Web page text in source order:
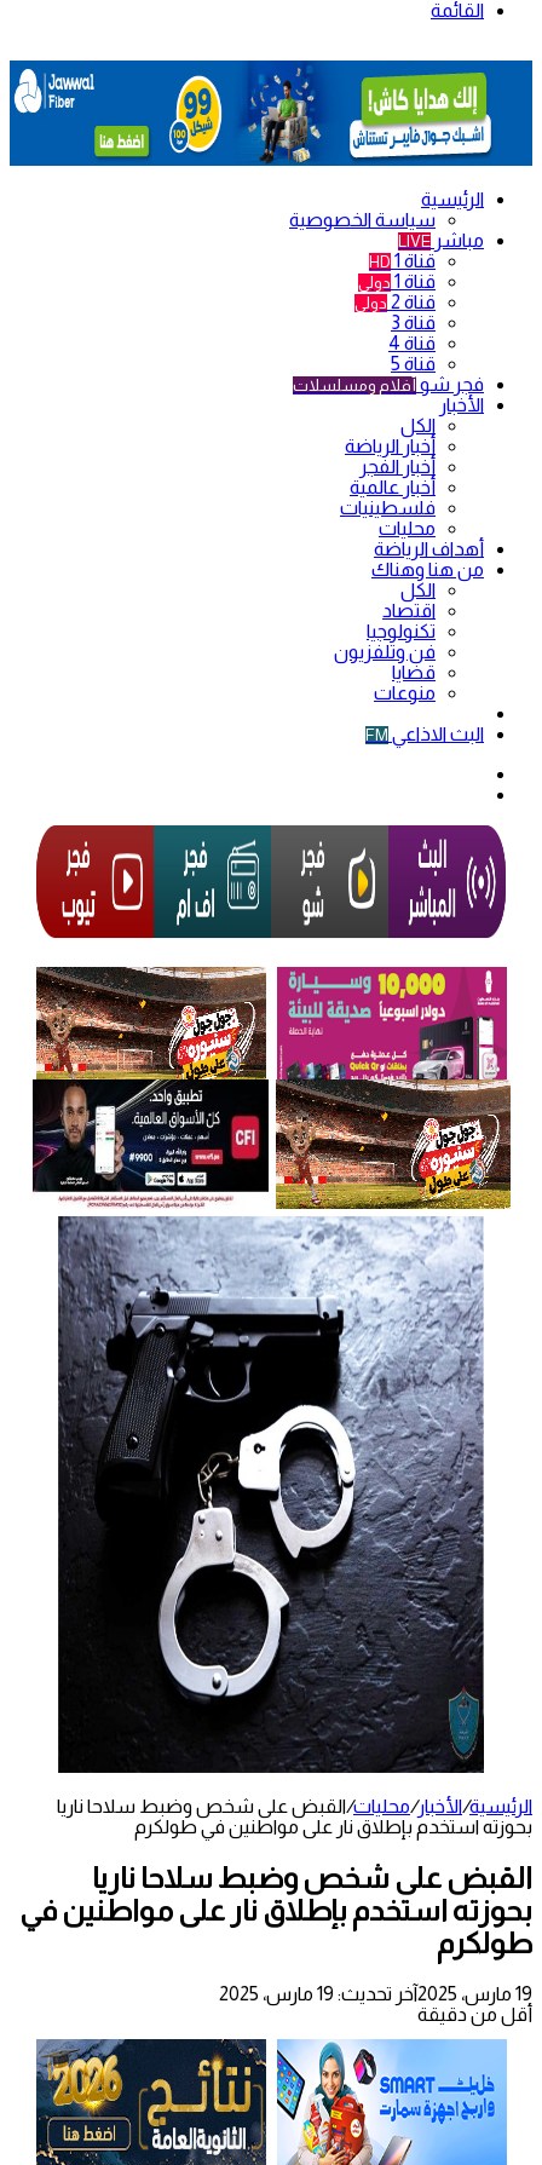
القائمة
الرئيسية
سياسة الخصوصية
مباشر LIVE
قناة 1 HD
قناة 1 دولي
قناة 2 دولي
قناة 3
قناة 4
قناة 5
فجر شو أفلام ومسلسلات
الأخبار
الكل
أخبار الرياضة
أخبار الفجر
أخبار عالمية
فلسطينيات
محليات
أهداف الرياضة
من هنا وهناك
الكل
اقتصاد
تكنولوجيا
فن وتلفزيون
قضايا
منوعات
البث الاذاعي FM
الرئيسية/الأخبار/محليات/القبض على شخص وضبط سلاحا ناريا
بحوزته استخدم بإطلاق نار على مواطنين في طولكرم
القبض على شخص وضبط سلاحا ناريا
بحوزته استخدم بإطلاق نار على مواطنين في
طولكرم
19 مارس، 2025
آخر تحديث: 19 مارس، 2025
أقل من دقيقة